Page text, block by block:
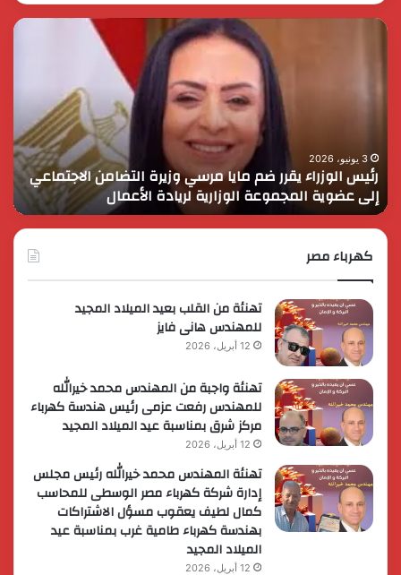
رئيس
التضامن
الاجتماعي
إلى
عضوية
المجموعة
الوزارية
3 يونيو، 2026
رئيس الوزراء يقرر ضم مايا مرسي وزيرة التضامن الاجتماعي
إلى عضوية المجموعة الوزارية لريادة الأعمال
في
كهرباء مصر
تهنئة من القلب بعيد الميلاد المجيد
للمهندس هانى فايز
12 أبريل، 2026
تهنئة واجبة من المهندس محمد خيرالله
للمهندس رفعت عزمى رئيس هندسة كهرباء
مركز شرق بمناسبة عيد الميلاد المجيد
12 أبريل، 2026
تهنئة المهندس محمد خيرالله رئيس مجلس
إدارة شركة كهرباء مصر الوسطى للمحاسب
كمال لطيف يعقوب مسؤل الاشتراكات
بهندسة كهرباء طامية غرب بمناسبة عيد
الميلاد المجيد
12 أبريل، 2026